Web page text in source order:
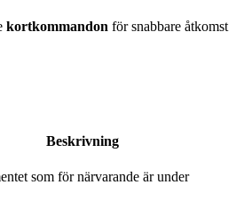
kortkommandon för snabbare åtkomst
Beskrivning
som för närvarande är under